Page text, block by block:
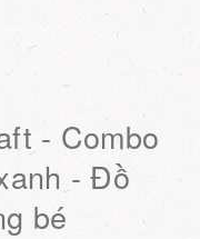
- Combo
- Đồ
bé